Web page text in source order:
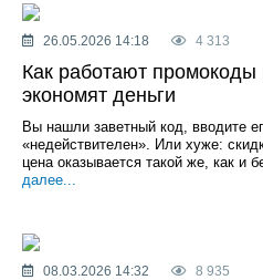
26.05.2026 14:18 4 313
Как работают промокоды
экономят деньги
Вы нашли заветный код, вводите
«недействителен». Или хуже:
цена оказывается такой же, как и
далее...
08.03.2026 14:32 8 935